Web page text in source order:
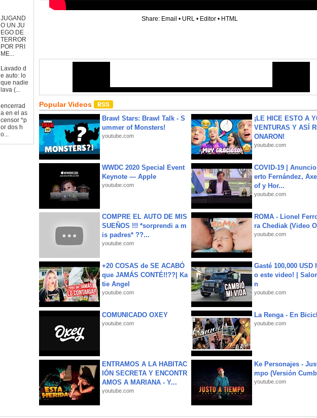
JUGAND
O UN JU
EGO DE
TERROR
POR PRI
ME...
Lavado d
e auto: lo
que nadie
lava (...
encerrad
a en el as
censor *p
or dos h
o...
Share: Email • URL • Editor • HTML
Popular Videos
Brawl Stars: Brawl Talk - S
ummer of Monsters!
youtube.com
¡LE HICE ESTO A
VENTURAS Y ASÍ
ONARON!
youtube.com
WWDC 2020 Special Event
Keynote — Apple
youtube.com
COVID-19 |
erto Fernández,
of y Hor...
youtube.com
COMPRE EL AUTO DE MIS
SUEÑOS !!! *sorprendi a m
is padres* ??...
youtube.com
ROMA - Lionel
ra Chediak (Video
youtube.com
+20 COSAS de SE ACABÓ
que JAMÁS CONTÉ!!??| Ka
tie Angel
youtube.com
Gasté 100,000 USD
o este video! |
n
youtube.com
COMUNICADO OXEY
youtube.com
La Renga - En
youtube.com
ENTRAMOS A LA HABITAC
IÓN SECRETA Y ENCONTR
AMOS A MARIANA - Y...
youtube.com
Ke Personajes -
mpo (Versión
youtube.com